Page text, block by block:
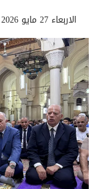
الاربعاء 27 مايو 2026 | 01:43 مساءً